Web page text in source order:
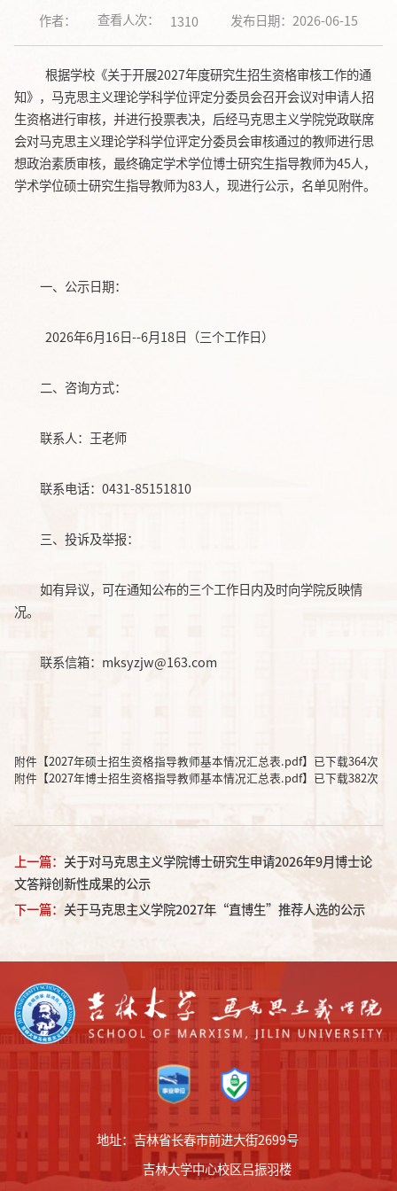
作者： 查看人次： 1310 发布日期：2026-06-15
根据学校《关于开展2027年度研究生招生资格审核工作的通
知》，马克思主义理论学科学位评定分委员会召开会议对申请人招
生资格进行审核，并进行投票表决，后经马克思主义学院党政联席
会对马克思主义理论学科学位评定分委员会审核通过的教师进行思
想政治素质审核，最终确定学术学位博士研究生指导教师为45人，
学术学位硕士研究生指导教师为83人，现进行公示，名单见附件。
一、公示日期：
2026年6月16日--6月18日（三个工作日）
二、咨询方式：
联系人：王老师
联系电话：0431-85151810
三、投诉及举报：
如有异议，可在通知公布的三个工作日内及时向学院反映情
况。
联系信箱：mksyzjw@163.com
附件【2027年硕士招生资格指导教师基本情况汇总表.pdf】已下载364次
附件【2027年博士招生资格指导教师基本情况汇总表.pdf】已下载382次
上一篇： 关于对马克思主义学院博士研究生申请2026年9月博士论
文答辩创新性成果的公示
下一篇： 关于马克思主义学院2027年“直博生”推荐人选的公示
地址：吉林省长春市前进大街2699号
吉林大学中心校区吕振羽楼